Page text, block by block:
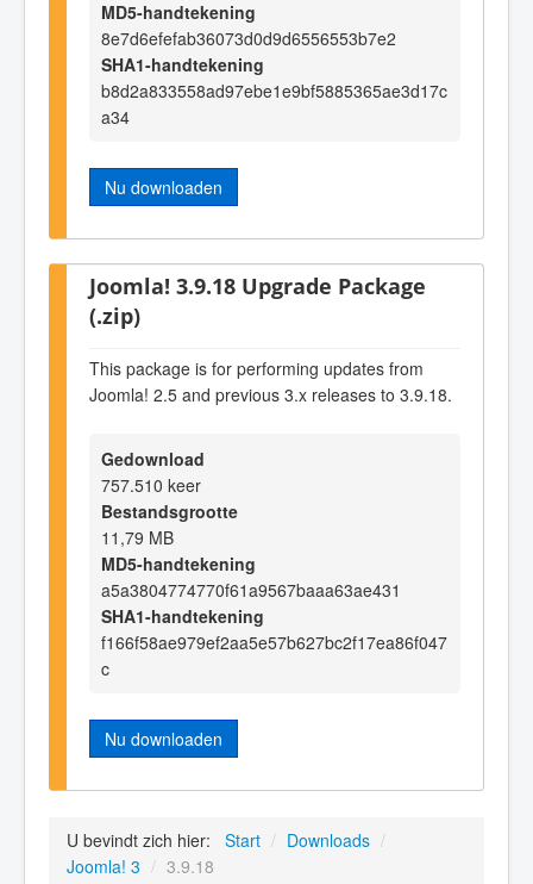
MD5-handtekening
8e7d6efefab36073d0d9d6556553b7e2
SHA1-handtekening
b8d2a833558ad97ebe1e9bf5885365ae3d17c
a34
Nu downloaden
Joomla! 3.9.18 Upgrade Package
(.zip)
This package is for performing updates from
Joomla! 2.5 and previous 3.x releases to 3.9.18.
Gedownload
757.510 keer
Bestandsgrootte
11,79 MB
MD5-handtekening
a5a3804774770f61a9567baaa63ae431
SHA1-handtekening
f166f58ae979ef2aa5e57b627bc2f17ea86f047
c
Nu downloaden
U bevindt zich hier: Start / Downloads /
Joomla! 3 / 3.9.18